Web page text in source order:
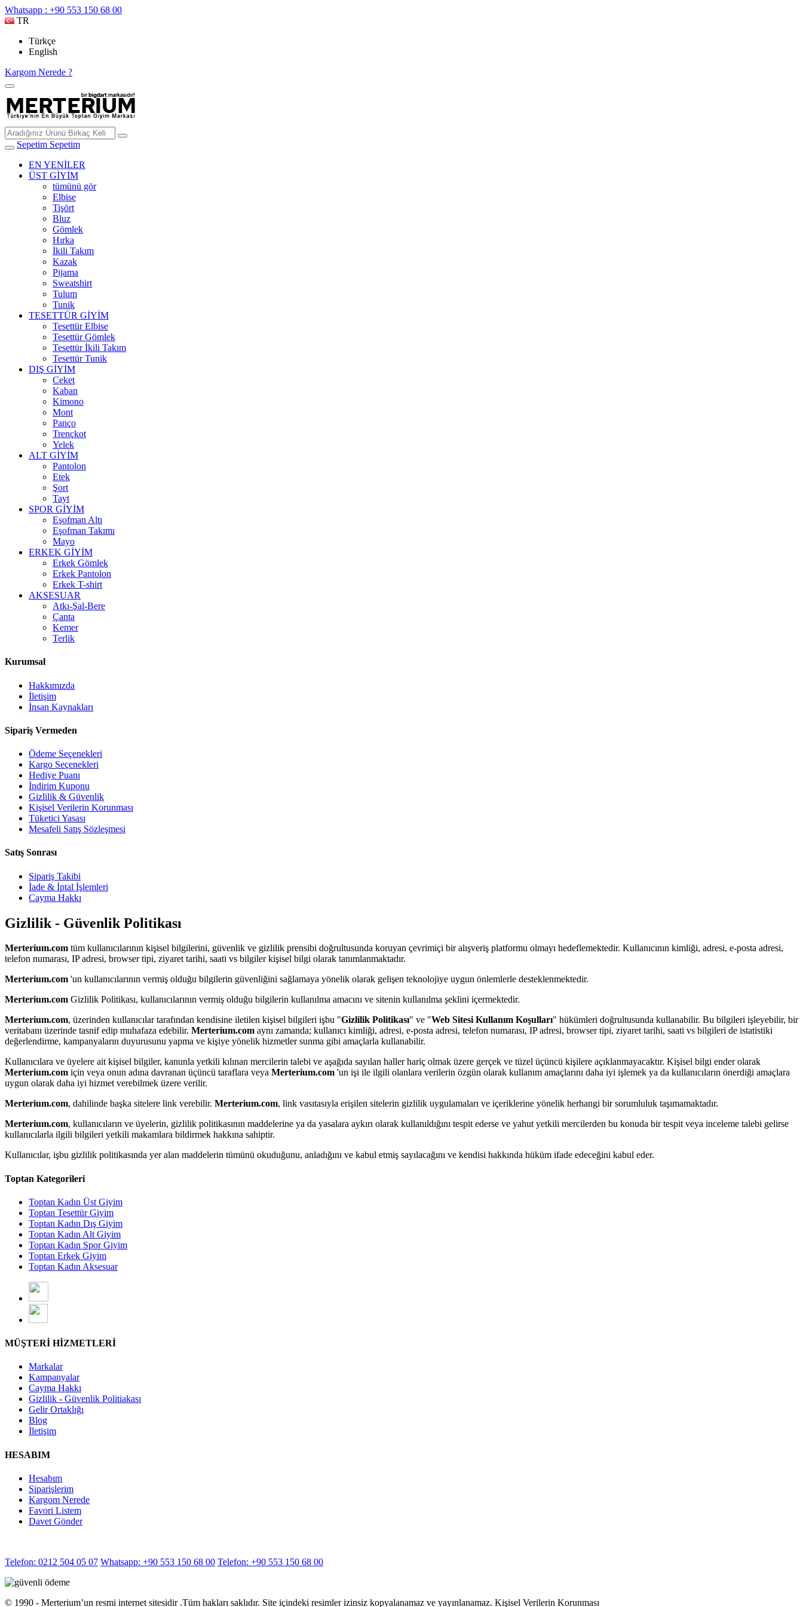
Whatsapp : +90 553 150 68 00
TR
Türkçe
English
Kargom Nerede ?
Sepetim Sepetim
EN YENİLER
ÜST GİYİM
tümünü gör
Elbise
Tişört
Bluz
Gömlek
Hırka
İkili Takım
Kazak
Pijama
Sweatshirt
Tulum
Tunik
TESETTÜR GİYİM
Tesettür Elbise
Tesettür Gömlek
Tesettür İkili Takım
Tesettür Tunik
DIŞ GİYİM
Ceket
Kaban
Kimono
Mont
Panço
Trençkot
Yelek
ALT GİYİM
Pantolon
Etek
Şort
Tayt
SPOR GİYİM
Eşofman Altı
Eşofman Takımı
Mayo
ERKEK GİYİM
Erkek Gömlek
Erkek Pantolon
Erkek T-shirt
AKSESUAR
Atkı-Şal-Bere
Çanta
Kemer
Terlik
Kurumsal
Hakkımızda
İletişim
İnsan Kaynakları
Sipariş Vermeden
Ödeme Seçenekleri
Kargo Seçenekleri
Hediye Puanı
İndirim Kuponu
Gizlilik & Güvenlik
Kişisel Verilerin Korunması
Tüketici Yasası
Mesafeli Satış Sözleşmesi
Satış Sonrası
Sipariş Takibi
İade & İptal İşlemleri
Cayma Hakkı
Gizlilik - Güvenlik Politikası
Merterium.com tüm kullanıcılarının kişisel bilgilerini, güvenlik ve gizlilik prensibi doğrultusunda koruyan çevrimiçi bir alışveriş platformu olmayı hedeflemektedir. Kullanıcının kimliği, adresi, e-posta adresi,
telefon numarası, IP adresi, browser tipi, ziyaret tarihi, saati vs bilgiler kişisel bilgi olarak tanımlanmaktadır.
Merterium.com 'un kullanıcılarının vermiş olduğu bilgilerin güvenliğini sağlamaya yönelik olarak gelişen teknolojiye uygun önlemlerle desteklenmektedir.
Merterium.com Gizlilik Politikası, kullanıcılarının vermiş olduğu bilgilerin kullanılma amacını ve sitenin kullanılma şeklini içermektedir.
Merterium.com, üzerinden kullanıcılar tarafından kendisine iletilen kişisel bilgileri işbu "Gizlilik Politikası" ve "Web Sitesi Kullanım Koşulları" hükümleri doğrultusunda kullanabilir. Bu bilgileri işleyebilir, bir
veritabanı üzerinde tasnif edip muhafaza edebilir. Merterium.com aynı zamanda; kullanıcı kimliği, adresi, e-posta adresi, telefon numarası, IP adresi, browser tipi, ziyaret tarihi, saati vs bilgileri de istatistiki
değerlendirme, kampanyaların duyurusunu yapma ve kişiye yönelik hizmetler sunma gibi amaçlarla kullanabilir.
Kullanıcılara ve üyelere ait kişisel bilgiler, kanunla yetkili kılınan mercilerin talebi ve aşağıda sayılan haller hariç olmak üzere gerçek ve tüzel üçüncü kişilere açıklanmayacaktır. Kişisel bilgi ender olarak
Merterium.com için veya onun adına davranan üçüncü taraflara veya Merterium.com 'un işi ile ilgili olanlara verilerin özgün olarak kullanım amaçlarını daha iyi işlemek ya da kullanıcıların önerdiği amaçlara
uygun olarak daha iyi hizmet verebilmek üzere verilir.
Merterium.com, dahilinde başka sitelere link verebilir. Merterium.com, link vasıtasıyla erişilen sitelerin gizlilik uygulamaları ve içeriklerine yönelik herhangi bir sorumluluk taşımamaktadır.
Merterium.com, kullanıcıların ve üyelerin, gizlilik politikasının maddelerine ya da yasalara aykırı olarak kullanıldığını tespit ederse ve yahut yetkili mercilerden bu konuda bir tespit veya inceleme talebi gelirse
kullanıcılarla ilgili bilgileri yetkili makamlara bildirmek hakkına sahiptir.
Kullanıcılar, işbu gizlilik politikasında yer alan maddelerin tümünü okuduğunu, anladığını ve kabul etmiş sayılacağını ve kendisi hakkında hüküm ifade edeceğini kabul eder.
Toptan Kategorileri
Toptan Kadın Üst Giyim
Toptan Tesettür Giyim
Toptan Kadın Dış Giyim
Toptan Kadın Alt Giyim
Toptan Kadın Spor Giyim
Toptan Erkek Giyim
Toptan Kadın Aksesuar
MÜŞTERİ HİZMETLERİ
Markalar
Kampanyalar
Cayma Hakkı
Gizlilik - Güvenlik Politiakası
Gelir Ortaklığı
Blog
İletişim
HESABIM
Hesabım
Siparişlerim
Kargom Nerede
Favori Listem
Davet Gönder
Telefon: 0212 504 05 07 Whatsapp: +90 553 150 68 00 Telefon: +90 553 150 68 00
©️ 1990 - Merterium’un resmi internet sitesidir .Tüm hakları saklıdır. Site içindeki resimler izinsiz kopyalanamaz ve yayınlanamaz. Kişisel Verilerin Korunması